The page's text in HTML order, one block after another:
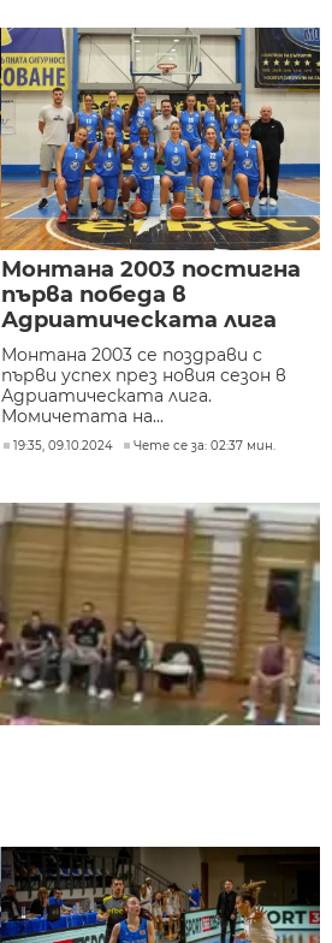
Монтана 2003 постигна
първа победа в
Адриатическата лига
Монтана 2003 се поздрави с
първи успех през новия сезон в
Адриатическата лига.
Момичетата на...
19:35, 09.10.2024 Чете се за: 02:37 мин.